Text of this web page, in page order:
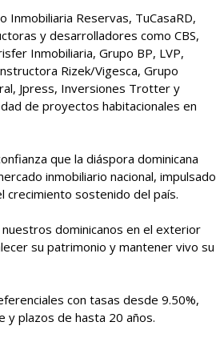
Inmobiliaria Reservas, TuCasaRD,
y desarrolladores como CBS,
Inmobiliaria, Grupo BP, LVP,
Rizek/Vigesca, Grupo
Jpress, Inversiones Trotter y
de proyectos habitacionales en
que la diáspora dominicana
inmobiliario nacional, impulsado
crecimiento sostenido del país.
dominicanos en el exterior
su patrimonio y mantener vivo su
con tasas desde 9.50%,
y plazos de hasta 20 años.